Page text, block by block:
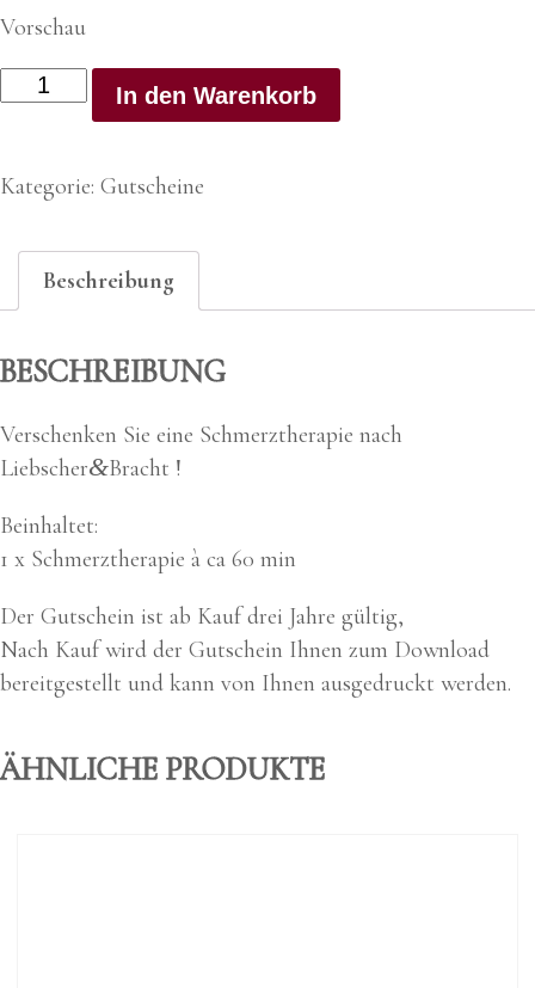
Vorschau
Gutschein
"Schmerztherapie"
In den Warenkorb
Kategorie: Gutscheine
Beschreibung
BESCHREIBUNG
Ver­schen­ken Sie eine Schmerz­the­ra­pie nach
Liebscher&Bracht !
Beinhal­tet:
1 x Schmerz­the­ra­pie à ca 60 min
Der Gut­schein ist ab Kauf drei Jah­re gül­tig,
Nach Kauf wird der Gut­schein Ihnen zum Down­load
bereit­ge­stellt und kann von Ihnen aus­ge­druckt wer­den.
ÄHNLICHE PRODUKTE